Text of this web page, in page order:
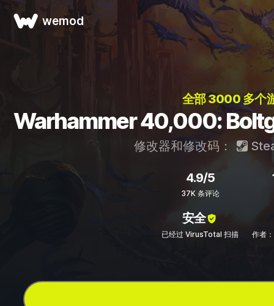
wemod
全部 3000 多个
Warhammer 40,000:
修改器和修改码：
4.9/5
37K 条评论
安全
已经过 VirusTotal 扫描 作者